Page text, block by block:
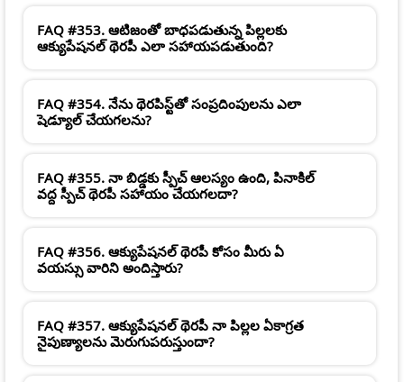
FAQ #353. ఆటిజంతో బాధపడుతున్న పిల్లలకు
ఆక్యుపేషనల్ థెరపీ ఎలా సహాయపడుతుంది?
FAQ #354. నేను థెరపిస్ట్‌తో సంప్రదింపులను ఎలా
షెడ్యూల్ చేయగలను?
FAQ #355. నా బిడ్డకు స్పీచ్ ఆలస్యం ఉంది, పినాకిల్
వద్ద స్పీచ్ థెరపీ సహాయం చేయగలదా?
FAQ #356. ఆక్యుపేషనల్ థెరపీ కోసం మీరు ఏ
వయస్సు వారిని అందిస్తారు?
FAQ #357. ఆక్యుపేషనల్ థెరపీ నా పిల్లల ఏకాగ్రత
నైపుణ్యాలను మెరుగుపరుస్తుందా?